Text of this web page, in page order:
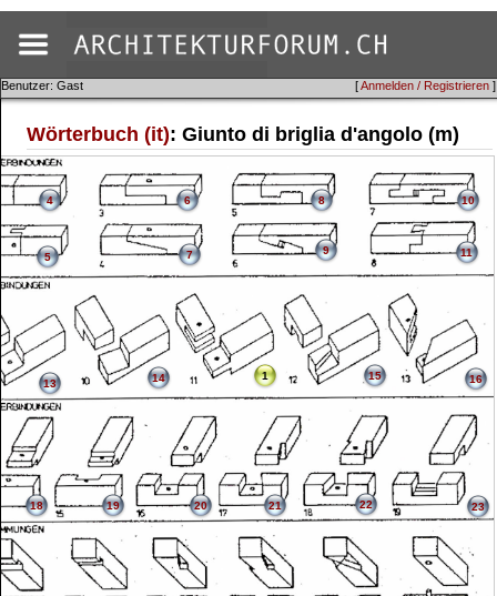
[Anmelden / Registrieren ]
Benutzer: Gast
Wörterbuch (it): Giunto di briglia d'angolo (m)
1
4
5
6
7
8
9
10
11
13 14 15 16
18 19 20 21 22 23